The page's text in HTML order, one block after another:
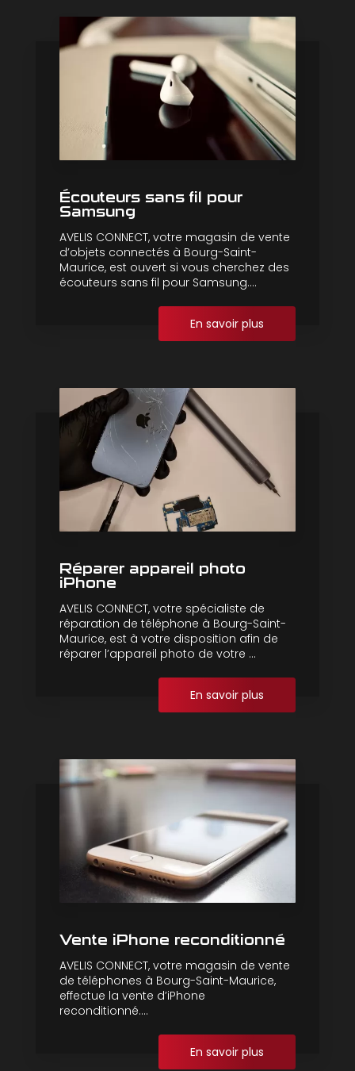
Écouteurs sans fil pour
Samsung
AVELIS CONNECT, votre magasin de vente
d’objets connectés à Bourg-Saint-
Maurice, est ouvert si vous cherchez des
écouteurs sans fil pour Samsung....
En savoir plus
Réparer appareil photo
iPhone
AVELIS CONNECT, votre spécialiste de
réparation de téléphone à Bourg-Saint-
Maurice, est à votre disposition afin de
réparer l’appareil photo de votre ...
En savoir plus
Vente iPhone reconditionné
AVELIS CONNECT, votre magasin de vente
de téléphones à Bourg-Saint-Maurice,
effectue la vente d’iPhone
reconditionné....
En savoir plus